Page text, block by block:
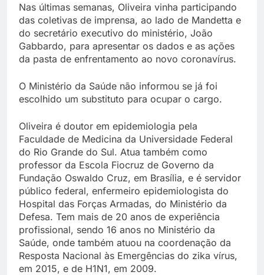
Nas últimas semanas, Oliveira vinha participando
das coletivas de imprensa, ao lado de Mandetta e
do secretário executivo do ministério, João
Gabbardo, para apresentar os dados e as ações
da pasta de enfrentamento ao novo coronavírus.
O Ministério da Saúde não informou se já foi
escolhido um substituto para ocupar o cargo.
Oliveira é doutor em epidemiologia pela
Faculdade de Medicina da Universidade Federal
do Rio Grande do Sul. Atua também como
professor da Escola Fiocruz de Governo da
Fundação Oswaldo Cruz, em Brasília, e é servidor
público federal, enfermeiro epidemiologista do
Hospital das Forças Armadas, do Ministério da
Defesa. Tem mais de 20 anos de experiência
profissional, sendo 16 anos no Ministério da
Saúde, onde também atuou na coordenação da
Resposta Nacional às Emergências do zika vírus,
em 2015, e de H1N1, em 2009.